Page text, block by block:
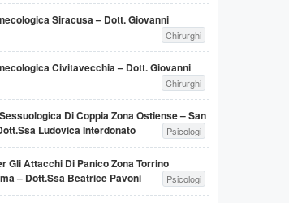
Siracusa – Dott. Giovanni
Chirurghi
Civitavecchia – Dott. Giovanni
Chirurghi
Di Coppia Zona Ostiense – San
Ludovica Interdonato
Psicologi
Gli Attacchi Di Panico Zona Torrino
– Dott.ssa Beatrice Pavoni
Psicologi